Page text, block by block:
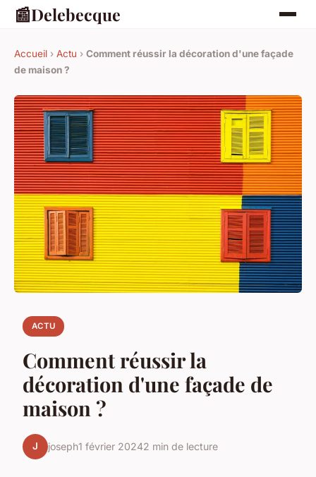
📰Delebecque
Accueil › Actu › Comment réussir la décoration d'une façade
de maison ?
ACTU
Comment réussir la
décoration d'une façade de
maison ?
J joseph1 février 20242 min de lecture